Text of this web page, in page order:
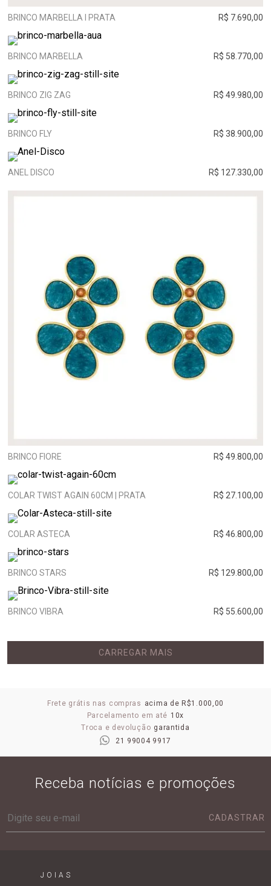
BRINCO MARBELLA I PRATA R$ 7.690,00
BRINCO MARBELLA R$ 58.770,00
BRINCO ZIG ZAG R$ 49.980,00
BRINCO FLY R$ 38.900,00
ANEL DISCO R$ 127.330,00
BRINCO FIORE R$ 49.800,00
COLAR TWIST AGAIN 60CM | PRATA R$ 27.100,00
COLAR ASTECA R$ 46.800,00
BRINCO STARS R$ 129.800,00
BRINCO VIBRA R$ 55.600,00
CARREGAR MAIS
Frete grátis nas compras acima de R$1.000,00
Parcelamento em até 10x
Troca e devolução garantida
21 99004 9917
Receba notícias e promoções
CADASTRAR
JOIAS